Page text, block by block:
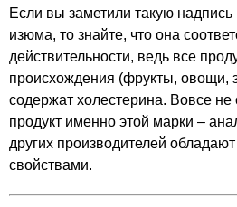
Если вы заметили такую надпись
изюма, то знайте, что она
действительности, ведь все
происхождения (фрукты, овощи,
содержат холестерина. Вовсе не
продукт именно этой марки –
других производителей
свойствами.